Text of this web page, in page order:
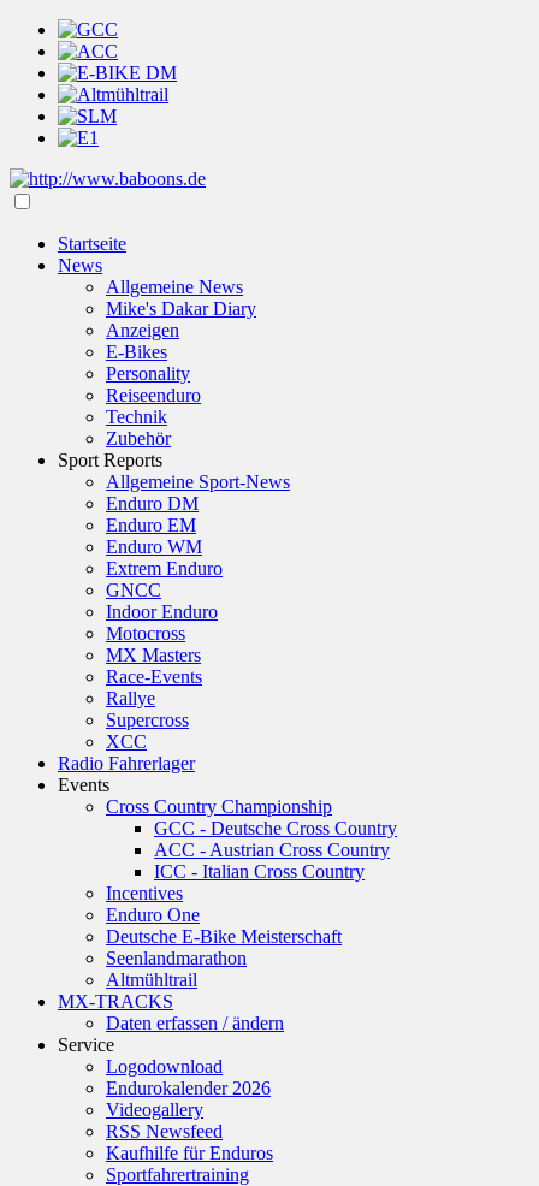
Startseite
News
Allgemeine News
Mike's Dakar Diary
Anzeigen
E-Bikes
Personality
Reiseenduro
Technik
Zubehör
Sport Reports
Allgemeine Sport-News
Enduro DM
Enduro EM
Enduro WM
Extrem Enduro
GNCC
Indoor Enduro
Motocross
MX Masters
Race-Events
Rallye
Supercross
XCC
Radio Fahrerlager
Events
Cross Country Championship
GCC - Deutsche Cross Country
ACC - Austrian Cross Country
ICC - Italian Cross Country
Incentives
Enduro One
Deutsche E-Bike Meisterschaft
Seenlandmarathon
Altmühltrail
MX-TRACKS
Daten erfassen / ändern
Service
Logodownload
Endurokalender 2026
Videogallery
RSS Newsfeed
Kaufhilfe für Enduros
Sportfahrertraining